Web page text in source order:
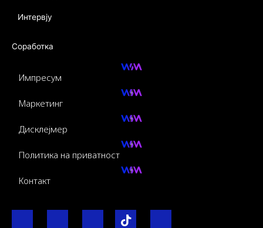
Интервју
Соработка
Импресум
Маркетинг
Дисклејмер
Политика на приватност
Контакт
I